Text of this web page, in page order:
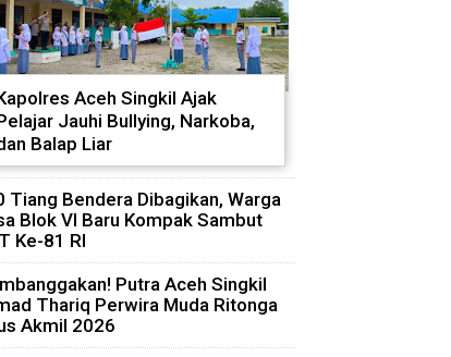
Aceh Singkil Ajak
Jauhi Bullying, Narkoba,
Balap Liar
Tiang Bendera Dibagikan, Warga
Blok VI Baru Kompak Sambut
Ke-81 RI
Putra Aceh Singkil
Thariq Perwira Muda Ritonga
Akmil 2026